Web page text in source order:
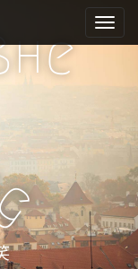
he